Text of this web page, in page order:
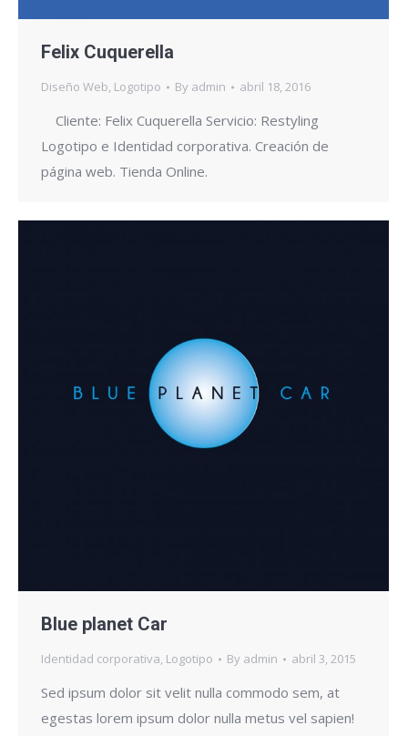
Felix Cuquerella
Diseño Web, Logotipo By admin abril 18, 2016
Cliente: Felix Cuquerella Servicio: Restyling
Logotipo e Identidad corporativa. Creación de
página web. Tienda Online.
Blue planet Car
Identidad corporativa, Logotipo By admin abril 3, 2015
Sed ipsum dolor sit velit nulla commodo sem, at
egestas lorem ipsum dolor nulla metus vel sapien!